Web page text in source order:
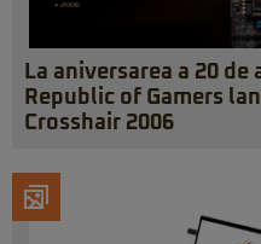
La aniversarea a 20
Republic of Gamers
Crosshair 2006